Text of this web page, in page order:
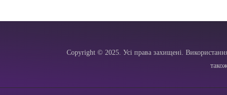
Copyright © 2025. Усі права захищені.